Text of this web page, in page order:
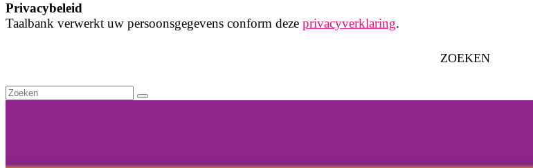
Privacybeleid
Taalbank verwerkt uw persoonsgegevens conform deze privacyverklaring.
ZOEKEN
Zoeken